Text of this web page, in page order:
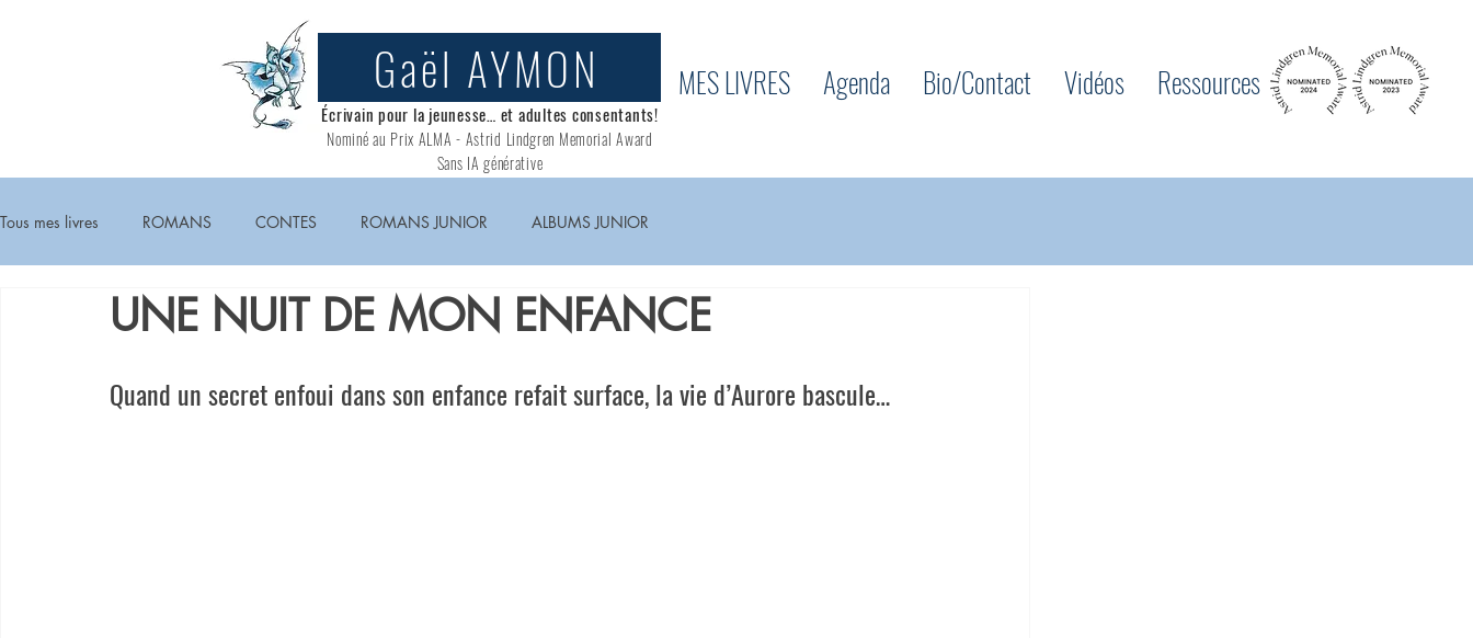
Gaël AYMON
Écrivain pour la jeunesse… et adultes consentants!
Nominé au Prix ALMA - Astrid Lindgren Memorial Award
Sans IA générative
MES LIVRES Agenda Bio/Contact Vidéos Ressources
Tous mes livres ROMANS CONTES ROMANS JUNIOR ALBUMS JUNIOR
UNE NUIT DE MON ENFANCE
Quand un secret enfoui dans son enfance refait surface, la vie d’Aurore bascule…